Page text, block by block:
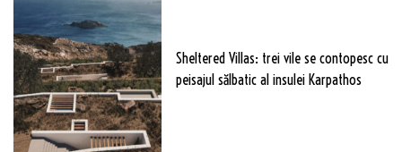
Sheltered Villas: trei vile se contopesc cu
peisajul sălbatic al insulei Karpathos